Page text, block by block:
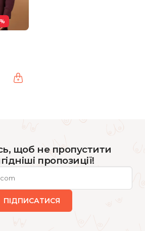
щоб не пропустити
пропозиції!
ПІДПИСАТИСЯ